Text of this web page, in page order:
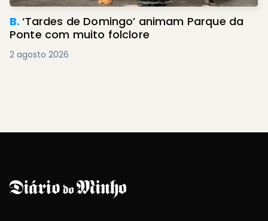
B.‘Tardes de Domingo’ animam Parque da
Ponte com muito folclore
2 agosto 2026